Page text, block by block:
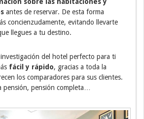
sobre las habitaciones y
antes de reservar. De esta forma
concienzudamente, evitando llevarte
llegues a tu destino.
del hotel perfecto para ti
fácil y rápido, gracias a toda la
los comparadores para sus clientes.
pensión, pensión completa…